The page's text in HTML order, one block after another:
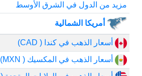
مزيد من الدول في الشرق الأوسط
أمريكا الشمالية
أسعار الذهب في كندا ( CAD)
أسعار الذهب في المكسيك ( MXN)